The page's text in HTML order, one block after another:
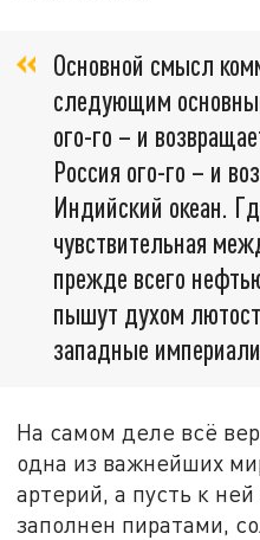
Основной смысл
следующим
ого-го – и
Россия ого-го – и
Индийский океан.
чувствительная
прежде всего
пышут духом
западные
На самом деле всё
одна из важнейших
артерий, а пусть к
заполнен пиратами,